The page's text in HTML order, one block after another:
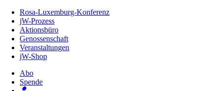
Inhalt
Seite
Rosa-Luxemburg-Konferenz
jW-Prozess
Aktionsbüro
Genossenschaft
Veranstaltungen
jW-Shop
Abo
Spende